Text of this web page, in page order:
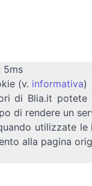
5ms
(v. informativa)
di Blia.it potete
di rendere un
utilizzate
alla pagina